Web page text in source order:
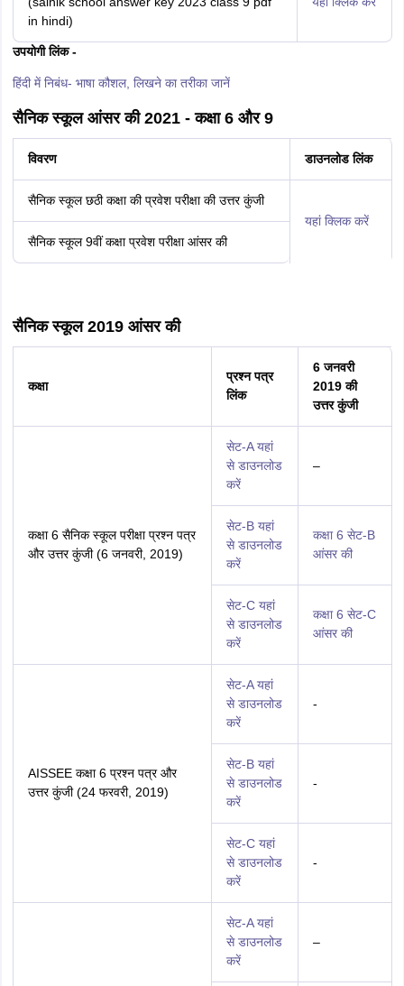
in hindi)
उपयोगी लिंक -
हिंदी में निबंध- भाषा कौशल, लिखने का तरीका जानें
सैनिक स्कूल आंसर की 2021 - कक्षा 6 और 9
विवरण डाउनलोड लिंक
सैनिक स्कूल छठी कक्षा की प्रवेश परीक्षा की उत्तर कुंजी
यहां क्लिक करें
सैनिक स्कूल 9वीं कक्षा प्रवेश परीक्षा आंसर की
सैनिक स्कूल 2019 आंसर की
कक्षा
प्रश्न पत्र
लिंक
6 जनवरी
2019 की
उत्तर कुंजी
कक्षा 6 सैनिक स्कूल परीक्षा प्रश्न पत्र
और उत्तर कुंजी (6 जनवरी, 2019)
सेट-A यहां
से डाउनलोड
करें
–
सेट-B यहां
से डाउनलोड
करें
कक्षा 6 सेट-B
आंसर की
सेट-C यहां
से डाउनलोड
करें
कक्षा 6 सेट-C
आंसर की
AISSEE कक्षा 6 प्रश्न पत्र और
उत्तर कुंजी (24 फरवरी, 2019)
सेट-A यहां
से डाउनलोड
करें
-
सेट-B यहां
से डाउनलोड
करें
-
सेट-C यहां
से डाउनलोड
करें
-
सेट-A यहां
से डाउनलोड
करें
–